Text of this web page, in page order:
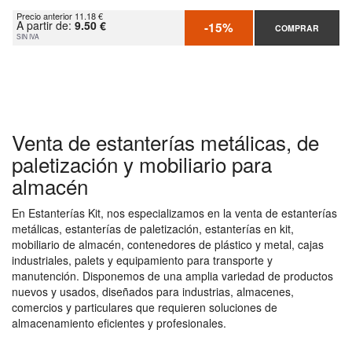
Precio anterior 11.18 €
A partir de: 9.50 €
SIN IVA -15% COMPRAR
Venta de estanterías metálicas, de
paletización y mobiliario para
almacén
En Estanterías Kit, nos especializamos en la venta de estanterías
metálicas, estanterías de paletización, estanterías en kit,
mobiliario de almacén, contenedores de plástico y metal, cajas
industriales, palets y equipamiento para transporte y
manutención. Disponemos de una amplia variedad de productos
nuevos y usados, diseñados para industrias, almacenes,
comercios y particulares que requieren soluciones de
almacenamiento eficientes y profesionales.